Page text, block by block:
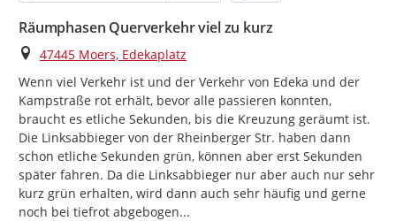
Räumphasen Querverkehr viel zu kurz
Ort
47445 Moers, Edekaplatz
Wenn viel Verkehr ist und der Verkehr von Edeka und der
Kampstraße rot erhält, bevor alle passieren konnten,
braucht es etliche Sekunden, bis die Kreuzung geräumt ist.
Die Linksabbieger von der Rheinberger Str. haben dann
schon etliche Sekunden grün, können aber erst Sekunden
später fahren. Da die Linksabbieger nur aber auch nur sehr
kurz grün erhalten, wird dann auch sehr häufig und gerne
noch bei tiefrot abgebogen...